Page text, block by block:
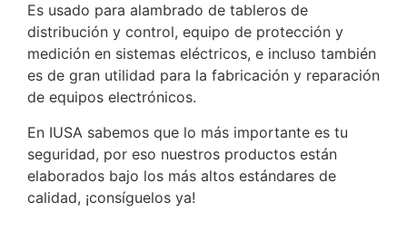
Es usado para alambrado de tableros de
distribución y control, equipo de protección y
medición en sistemas eléctricos, e incluso también
es de gran utilidad para la fabricación y reparación
de equipos electrónicos.
En IUSA sabemos que lo más importante es tu
seguridad, por eso nuestros productos están
elaborados bajo los más altos estándares de
calidad, ¡consíguelos ya!